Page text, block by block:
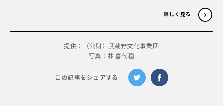
詳しく見る
提供：（公財）武蔵野文化事業団
写真：林 喜代種
この記事をシェアする